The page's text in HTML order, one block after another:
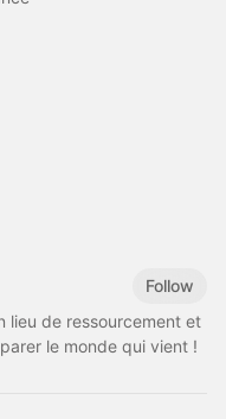
Follow
lieu de ressourcement et
le monde qui vient !